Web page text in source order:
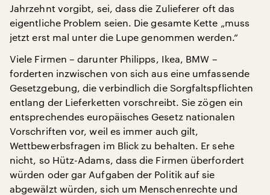
Jahrzehnt vorgibt, sei, dass die Zulieferer oft das
eigentliche Problem seien. Die gesamte Kette „muss
jetzt erst mal unter die Lupe genommen werden.“
Viele Firmen – darunter Philipps, Ikea, BMW –
forderten inzwischen von sich aus eine umfassende
Gesetzgebung, die verbindlich die Sorgfaltspflichten
entlang der Lieferketten vorschreibt. Sie zögen ein
entsprechendes europäisches Gesetz nationalen
Vorschriften vor, weil es immer auch gilt,
Wettbewerbsfragen im Blick zu behalten. Er sehe
nicht, so Hütz-Adams, dass die Firmen überfordert
würden oder gar Aufgaben der Politik auf sie
abgewälzt würden, sich um Menschenrechte und